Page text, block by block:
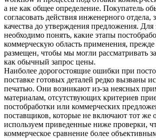
а не как общее определение. Покупатель
согласовать действия инженерного отдела,
качества до утверждения предложения. Для
необходимо понять, какие этапы
коммерческую область применения, прежде
размещен, чтобы мы могли рассматривать
как обычный запрос цены.
Наиболее дорогостоящие ошибки при
поставке готовых деталей редко вызваны
печатью. Они возникают из-за неясных
материалам, отсутствующих критериев
постобработки или коммерческих
поставщиков, которые не включают тот же
используем приведенные ниже проверки,
коммерческое сравнение более